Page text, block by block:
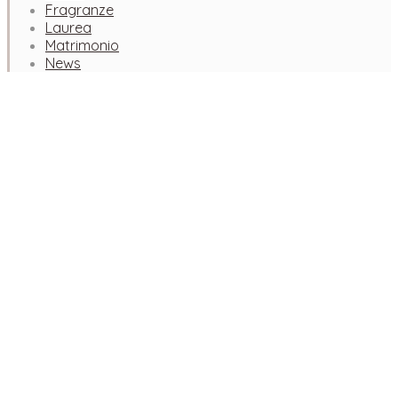
Fragranze
Laurea
Matrimonio
News